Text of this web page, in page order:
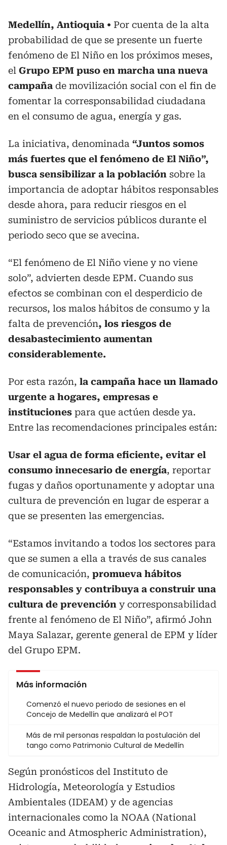
Medellín, Antioquia
Por cuenta de la alta
probabilidad de que se presente un fuerte
fenómeno de El Niño en los próximos meses,
el Grupo EPM puso en marcha una nueva
campaña de movilización social con el fin de
fomentar la corresponsabilidad ciudadana
en el consumo de agua, energía y gas.
La iniciativa, denominada “Juntos somos
más fuertes que el fenómeno de El Niño”,
busca sensibilizar a la población sobre la
importancia de adoptar hábitos responsables
desde ahora, para reducir riesgos en el
suministro de servicios públicos durante el
periodo seco que se avecina.
“El fenómeno de El Niño viene y no viene
solo”, advierten desde EPM. Cuando sus
efectos se combinan con el desperdicio de
recursos, los malos hábitos de consumo y la
falta de prevención, los riesgos de
desabastecimiento aumentan
considerablemente.
Por esta razón, la campaña hace un llamado
urgente a hogares, empresas e
instituciones para que actúen desde ya.
Entre las recomendaciones principales están:
Usar el agua de forma eficiente, evitar el
consumo innecesario de energía, reportar
fugas y daños oportunamente y adoptar una
cultura de prevención en lugar de esperar a
que se presenten las emergencias.
“Estamos invitando a todos los sectores para
que se sumen a ella a través de sus canales
de comunicación, promueva hábitos
responsables y contribuya a construir una
cultura de prevención y corresponsabilidad
frente al fenómeno de El Niño”, afirmó John
Maya Salazar, gerente general de EPM y líder
del Grupo EPM.
Más información
Comenzó el nuevo periodo de sesiones en el
Concejo de Medellín que analizará el POT
Más de mil personas respaldan la postulación del
tango como Patrimonio Cultural de Medellín
Según pronósticos del Instituto de
Hidrología, Meteorología y Estudios
Ambientales (IDEAM) y de agencias
internacionales como la NOAA (National
Oceanic and Atmospheric Administration),